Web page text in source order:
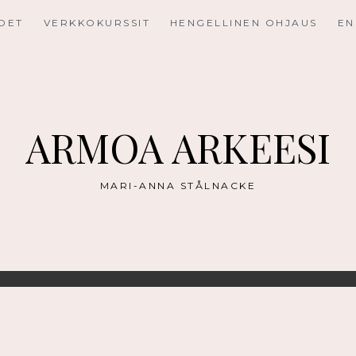
VERKKOKURSSIT HENGELLINEN OHJAUS
ARMOA ARKEESI
MARI-ANNA STÅLNACKE